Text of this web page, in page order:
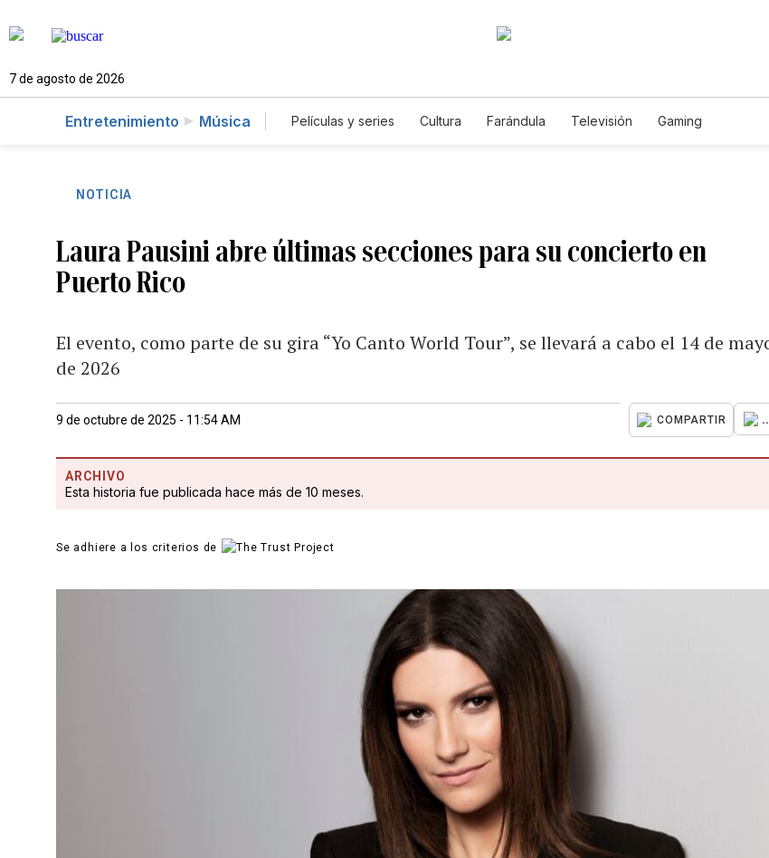
7 de agosto de 2026
Entretenimiento Música Películas y series Cultura Farándula Televisión Gaming
NOTICIA
Laura Pausini abre últimas secciones para su concierto en
Puerto Rico
El evento, como parte de su gira “Yo Canto World Tour”, se llevará a cabo el 14 de
de 2026
9 de octubre de 2025 - 11:54 AM COMPARTIR
ARCHIVO
Esta historia fue publicada hace más de 10 meses.
Se adhiere a los criterios de